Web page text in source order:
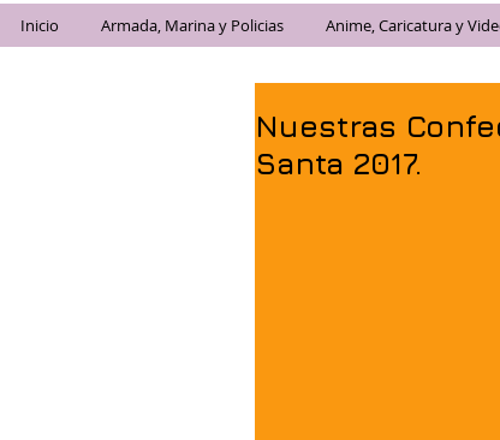
Inicio Armada, Marina y Policias Anime, Caricatura y
Nuestras
Santa 2017.